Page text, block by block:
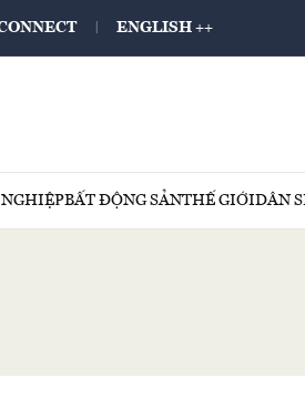
ENGLISH ++
BẤT ĐỘNG SẢNTHẾ GIỚIDÂN